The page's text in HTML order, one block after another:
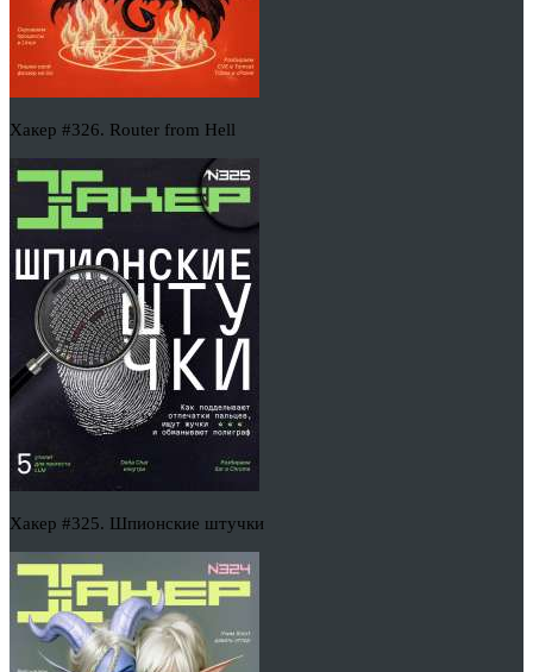
Хакер #326. Router from Hell
Хакер #325. Шпионские штучки